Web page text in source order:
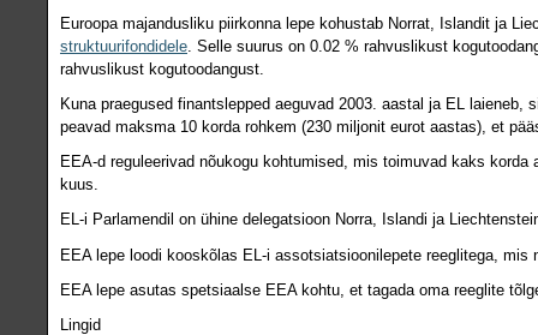
Euroopa majandusliku piirkonna lepe kohustab Norrat, Islandit ja
struktuurifondidele . Selle suurus on 0.02 % rahvuslikust
rahvuslikust kogutoodangust.
Kuna praegused finantslepped aeguvad 2003. aastal ja EL
peavad maksma 10 korda rohkem (230 miljonit eurot aastas), et
EEA-d reguleerivad nõukogu kohtumised, mis toimuvad kaks
kuus.
EL-i Parlamendil on ühine delegatsioon Norra, Islandi ja
EEA lepe loodi kooskõlas EL-i assotsiatsioonilepete reeglitega, mis
EEA lepe asutas spetsiaalse EEA kohtu, et tagada oma reeglite
Lingid